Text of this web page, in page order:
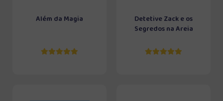
Além da Magia
Detetive Zack e os
Segredos na Areia